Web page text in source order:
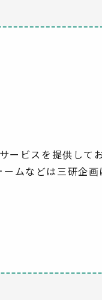
ービスを提供して
ムなどは三研企画